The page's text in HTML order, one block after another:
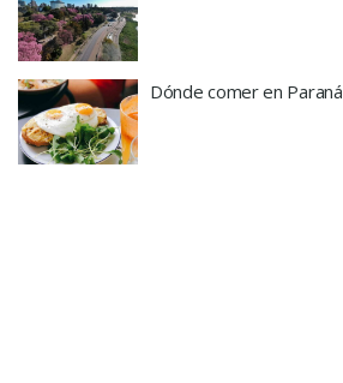
Dónde comer en Paraná